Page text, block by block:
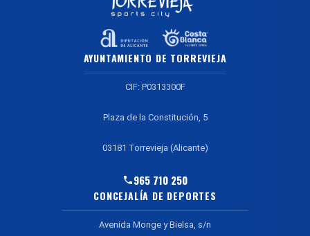
AYUNTAMIENTO DE TORREVIEJA
CIF: P0313300F
Plaza de la Constitución, 5
03181 Torrevieja (Alicante)
965 710 250
CONCEJALÍA DE DEPORTES
Avenida Monge y Bielsa, s/n